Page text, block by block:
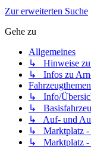
Zur erweiterten Suche
Gehe zu
Allgemeines
↳ Hinweise
↳ Infos zu
Fahrzeugthemen
↳ Info/
↳
↳ Auf- und
↳ Marktplatz -
↳ Marktplatz -